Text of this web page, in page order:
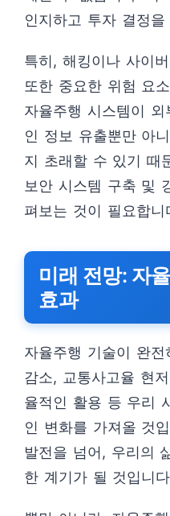
인지하고 투자 결정
특히, 해킹이나 사이
또한 중요한 위험 요
자율주행 시스템이
인 정보 유출뿐만 아
지 초래할 수 있기 때
보안 시스템 구축 및
펴보는 것이 필요합니
미래 전망: 자
효과
자율주행 기술이 완
감소, 교통사고율 현
율적인 활용 등 우리
인 변화를 가져올 것
발전을 넘어, 우리의
한 계기가 될 것입니